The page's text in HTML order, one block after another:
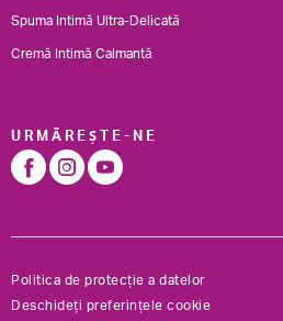
Spuma Intimă Ultra-Delicată
Cremă Intimă Calmantă
URMĂREȘTE-NE
Politica de protecție a datelor
Deschideți preferințele cookie